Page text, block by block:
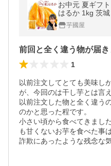
お中元 夏ギフ
はるか 1kg 茨
お菓子 おやつ
N1芋國屋
前回と全く違う物が届き
1
以前注文してとても美味し
が、今回のは干し芋とは言
以前注文した物と全く違う
のかと思った程です。
小さい頃から食べてきまし
も甘くないお芋を食べた事